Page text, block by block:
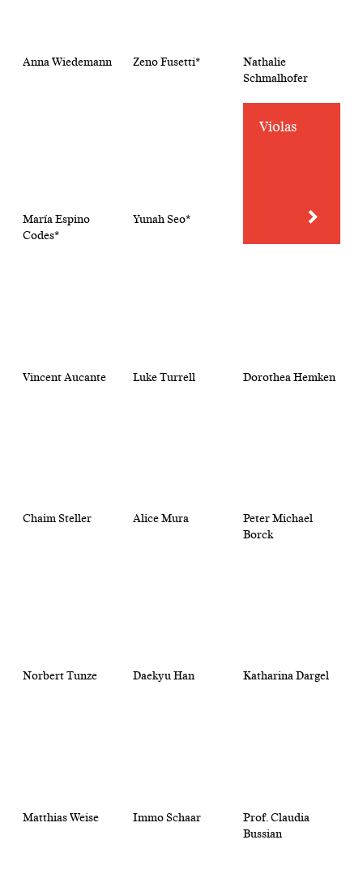
Anna Wiedemann Zeno Fusetti*
Nathalie
Schmalhofer
María Espino
Codes*
Yunah Seo*
Violas
Vincent Aucante Luke Turrell Dorothea Hemken
Chaim Steller Alice Mura
Peter Michael
Borck
Norbert Tunze Daekyu Han Katharina Dargel
Matthias Weise Immo Schaar
Prof. Claudia
Bussian